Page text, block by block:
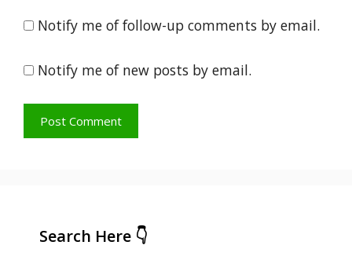
Notify me of follow-up comments by email.
Notify me of new posts by email.
Search Here 👇